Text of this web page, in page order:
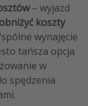
– wyjazd
obniżyć koszty
wynajęcie
tańsza opcja
w
spędzenia